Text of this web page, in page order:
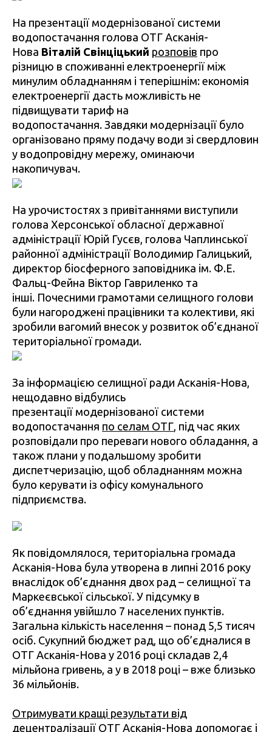
На презентації модернізованої системи
водопостачання голова ОТГ Асканія-
Нова Віталій Свінціцький розповів про
різницю в споживанні електроенергії між
минулим обладнанням і теперішнім: економія
електроенергії дасть можливість не
підвищувати тариф на
водопостачання. Завдяки модернізації було
організовано пряму подачу води зі свердловин
у водопровідну мережу, оминаючи
накопичувач.
На урочистостях з привітаннями виступили
голова Херсонської обласної державної
адміністрації Юрій Гусєв, голова Чаплинської
районної адміністрації Володимир Галицький,
директор біосферного заповідника ім. Ф.Е.
Фальц-Фейна Віктор Гавриленко та
інші. Почесними грамотами селищного голови
були нагороджені працівники та колективи, які
зробили вагомий внесок у розвиток об’єднаної
територіальної громади.
За інформацією селищної ради Асканія-Нова,
нещодавно відбулись
презентації модернізованої системи
водопостачання по селам ОТГ, під час яких
розповідали про переваги нового обладання, а
також плани у подальшому зробити
диспетчеризацію, щоб обладнанням можна
було керувати із офісу комунального
підприємства.
Як повідомлялося, територіальна громада
Асканія-Нова була утворена в липні 2016 року
внаслідок об’єднання двох рад – селищної та
Маркеєвської сільської. У підсумку в
об’єднання увійшло 7 населених пунктів.
Загальна кількість населення – понад 5,5 тисяч
осіб. Сукупний бюджет рад, що об’єдналися в
ОТГ Асканія-Нова у 2016 році складав 2,4
мільйона гривень, а у в 2018 році – вже близько
36 мільйонів.
Отримувати кращі результати від
децентралізації ОТГ Асканія-Нова допомогає і